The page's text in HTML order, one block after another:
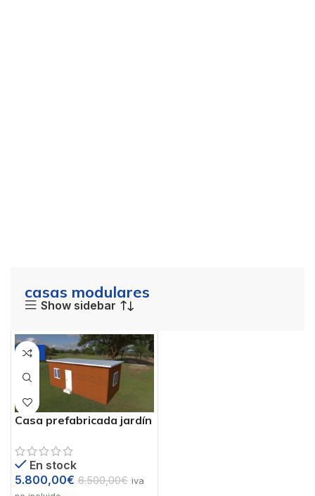
casas modulares
Show sidebar
-11%
Casa prefabricada jardín
En stock
5.800,00€ 6.500,00€ iva